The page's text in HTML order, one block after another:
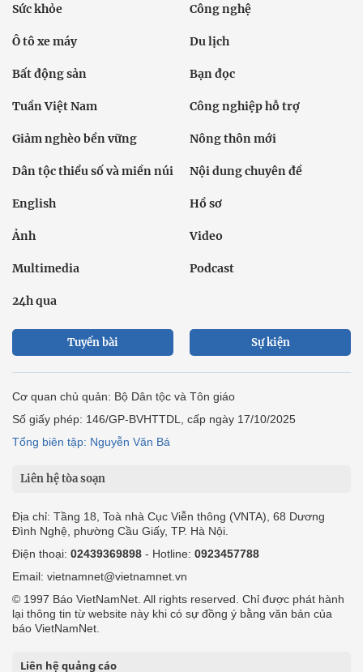
Sức khỏe Công nghệ
Ô tô xe máy Du lịch
Bất động sản Bạn đọc
Tuần Việt Nam Công nghiệp hỗ trợ
Giảm nghèo bền vững Nông thôn mới
Dân tộc thiểu số và miền núi Nội dung chuyên đề
English Hồ sơ
Ảnh Video
Multimedia Podcast
24h qua
Tuyến bài Sự kiện
Cơ quan chủ quản: Bộ Dân tộc và Tôn giáo
Số giấy phép: 146/GP-BVHTTDL, cấp ngày 17/10/2025
Tổng biên tập: Nguyễn Văn Bá
Liên hệ tòa soạn
Địa chỉ: Tầng 18, Toà nhà Cục Viễn thông (VNTA), 68 Dương
Đình Nghệ, phường Cầu Giấy, TP. Hà Nội.
Điện thoại: 02439369898 - Hotline: 0923457788
Email: vietnamnet@vietnamnet.vn
© 1997 Báo VietNamNet. All rights reserved. Chỉ được phát hành
lại thông tin từ website này khi có sự đồng ý bằng văn bản của
báo VietNamNet.
Liên hệ quảng cáo